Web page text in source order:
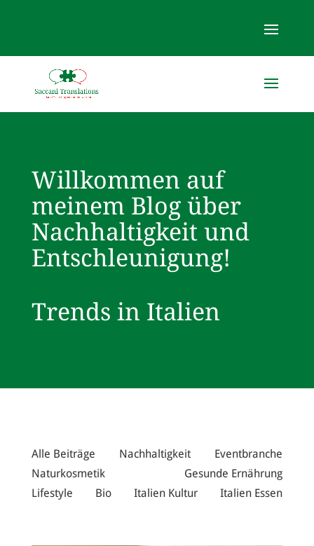
Willkommen auf
meinem Blog über
Nachhaltigkeit und
Entschleunigung!
Trends in Italien
Alle Beiträge Nachhaltigkeit
Eventbranche
Naturkosmetik
Gesunde Ernährung
Lifestyle
Bio Italien Kultur Italien Essen